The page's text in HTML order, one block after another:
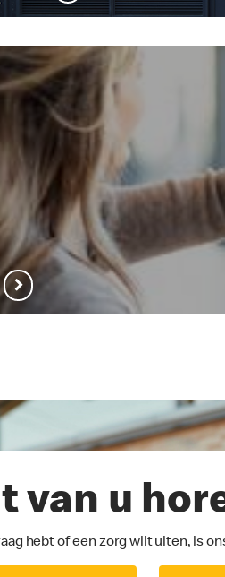
van u
hebt of een zorg wilt uiten, is